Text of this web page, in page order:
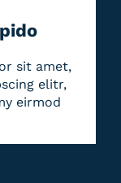
sit amet,
elitr,
eirmod